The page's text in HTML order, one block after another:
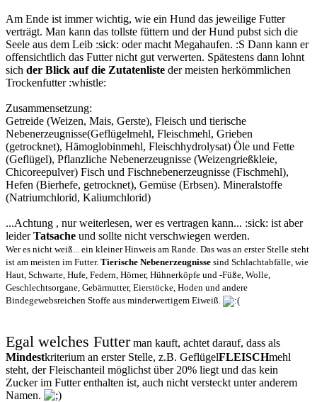
Am Ende ist immer wichtig, wie ein Hund das jeweilige Futter
verträgt. Man kann das tollste füttern und der Hund pubst sich die
Seele aus dem Leib :sick: oder macht Megahaufen. :S Dann kann er
offensichtlich das Futter nicht gut verwerten. Spätestens dann lohnt
sich der Blick auf die Zutatenliste der meisten herkömmlichen
Trockenfutter :whistle:
Zusammensetzung:
Getreide (Weizen, Mais, Gerste), Fleisch und tierische
Nebenerzeugnisse(Geflügelmehl, Fleischmehl, Grieben
(getrocknet), Hämoglobinmehl, Fleischhydrolysat) Öle und Fette
(Geflügel), Pflanzliche Nebenerzeugnisse (Weizengrießkleie,
Chicoreepulver) Fisch und Fischnebenerzeugnisse (Fischmehl),
Hefen (Bierhefe, getrocknet), Gemüse (Erbsen). Mineralstoffe
(Natriumchlorid, Kaliumchlorid)
...Achtung , nur weiterlesen, wer es vertragen kann... :sick: ist aber
leiderTatsache und sollte nicht verschwiegen werden.
Wer es nicht weiß... ein kleiner Hinweis am Rande. Das was an erster Stelle steht
ist am meisten im Futter. Tierische Nebenerzeugnisse sind Schlachtabfälle, wie
Haut, Schwarte, Hufe, Federn, Hörner, Hühnerköpfe und -Füße, Wolle,
Geschlechtsorgane, Gebärmutter, Eierstöcke, Hoden und andere
Bindegewebsreichen Stoffe aus minderwertigem Eiweiß.
Egal welches Futterman kauft, achtet darauf, dass als
Mindestkriterium an erster Stelle, z.B. GeflügelFLEISCHmehl
steht, der Fleischanteil möglichst über 20% liegt und das kein
Zucker im Futter enthalten ist, auch nicht versteckt unter anderem
Namen.